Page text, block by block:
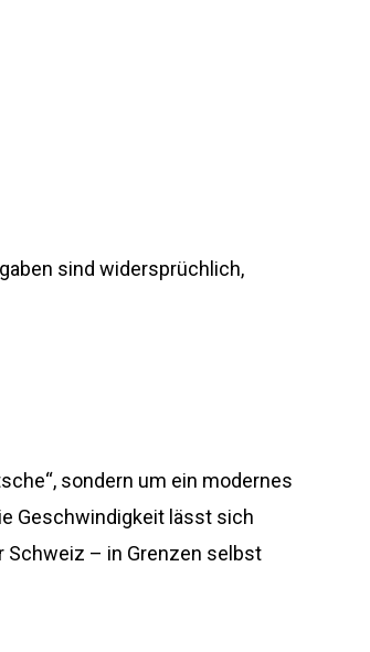
sind widersprüchlich,
sondern um ein modernes
Geschwindigkeit lässt sich
Schweiz – in Grenzen selbst